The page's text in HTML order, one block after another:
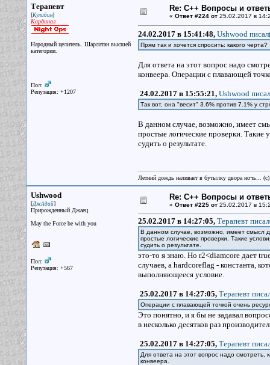
Терапевт
[Кулибин]
Кардинал
Народный целитель. Шарлатан высшей
категории.
Пол:
Репутация: +1207
Re: С++ Вопросы и
« Ответ #224 от25.02.2017 в
24.02.2017 в 15:41:48, Ushwood
Прям так и хочется спросить: какого черта?
Для ответа на этот вопрос надо
конвеера. Операции с плавающей
24.02.2017 в 15:55:21, Ushwood
Так вот, она "весит" 3.6% против 7.1% у
В данном случае, возможно, имеет
простые логические проверки. Такие
судить о результате.
Летний дождь наливает в бутылку двора ночь...
Ushwood
[ДжАдай]
Прирожденный Джаец
May the Force be with you
Пол:
Репутация: +567
Re: С++ Вопросы и
« Ответ #225 от25.02.2017 в
25.02.2017 в 14:27:05, Терапевт
В данном случае, возможно, имеет смысл
простые логические проверки. Такие
судить о результате.
это-то я знаю. Но r2<diamcore дает
случаев, а hardcoreflag - константа,
выполняющееся условие.
25.02.2017 в 14:27:05, Терапевт
Операции с плавающей точкой очень
Это понятно, и я бы не задавал
в несколько десятков раз
25.02.2017 в 14:27:05, Терапевт
Для ответа на этот вопрос надо смотреть,
конвеера.